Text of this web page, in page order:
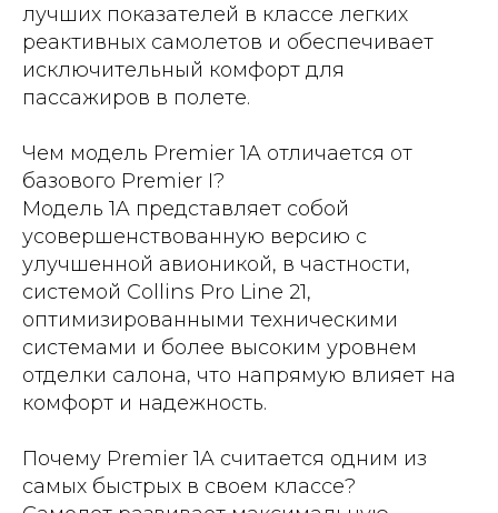
лучших показателей в классе легких
реактивных самолетов и обеспечивает
исключительный комфорт для
пассажиров в полете.
Чем модель Premier 1A отличается от
базового Premier I?
Модель 1A представляет собой
усовершенствованную версию с
улучшенной авионикой, в частности,
системой Collins Pro Line 21,
оптимизированными техническими
системами и более высоким уровнем
отделки салона, что напрямую влияет на
комфорт и надежность.
Почему Premier 1A считается одним из
самых быстрых в своем классе?